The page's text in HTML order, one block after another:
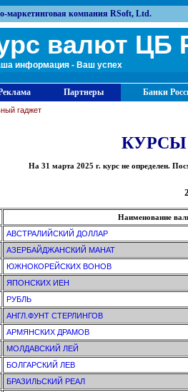
маркетинговая компания RSoft, Ltd.
валют ЦБ
информация - Ваш успех
Партнеры Банки
гаджет
На 31 марта 2025 г. курс не определен.
Наименование
АВСТРАЛИЙСКИЙ ДОЛЛАР
АЗЕРБАЙДЖАНСКИЙ МАНАТ
ЮЖНОКОРЕЙСКИХ ВОНОВ
ЯПОНСКИХ ИЕН
РУБЛЬ
АНГЛ.ФУНТ СТЕРЛИНГОВ
АРМЯНСКИХ ДРАМОВ
МОЛДАВСКИЙ ЛЕЙ
БОЛГАРСКИЙ ЛЕВ
БРАЗИЛЬСКИЙ РЕАЛ